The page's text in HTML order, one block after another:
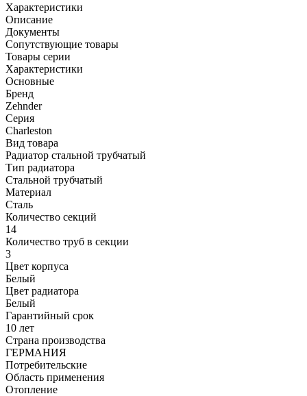
Характеристики
Описание
Документы
Сопутствующие товары
Товары серии
Характеристики
Основные
Бренд
Zehnder
Серия
Charleston
Вид товара
Радиатор стальной трубчатый
Тип радиатора
Стальной трубчатый
Материал
Сталь
Количество секций
14
Количество труб в секции
3
Цвет корпуса
Белый
Цвет радиатора
Белый
Гарантийный срок
10 лет
Страна производства
ГЕРМАНИЯ
Потребительские
Область применения
Отопление